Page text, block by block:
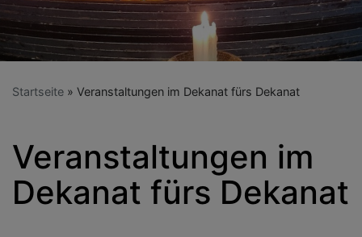
Startseite Veranstaltungen im Dekanat fürs Dekanat
Veranstaltungen im
Dekanat fürs Dekanat